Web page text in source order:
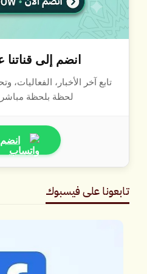
انضم إلى
تابع آخر الأخبار،
لحظة بلحظة
انضم
تابعونا على فيسبوك